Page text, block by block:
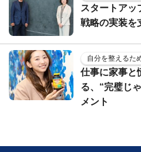
スタートアッ
戦略の実装を
自分を整えるた
仕事に家事と
る、“完璧じ
メント